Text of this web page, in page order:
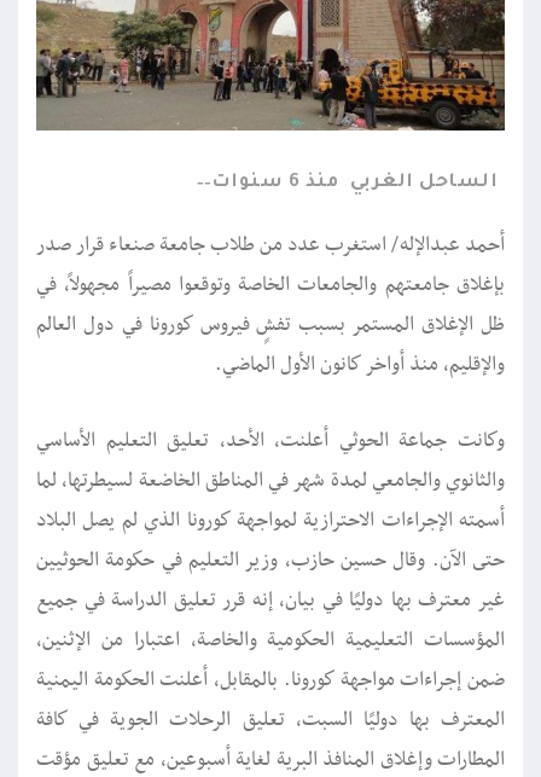
الساحل الغربي منذ 6 سنوات
أحمد عبدالإله/ استغرب عدد من طلاب جامعة صنعاء قرار صدر
بإغلاق جامعتهم والجامعات الخاصة وتوقعوا مصيراً مجهولاً، في
ظل الإغلاق المستمر بسبب تفشٍ فيروس كورونا في دول العالم
والإقليم، منذ أواخر كانون الأول الماضي.
وكانت جماعة الحوثي أعلنت، الأحد، تعليق التعليم الأساسي
والثانوي والجامعي لمدة شهر في المناطق الخاضعة لسيطرتها، لما
أسمته الإجراءات الاحترازية لمواجهة كورونا الذي لم يصل البلاد
حتى الآن. وقال حسين حازب، وزير التعليم في حكومة الحوثيين
غير معترف بها دوليًا في بيان، إنه قرر تعليق الدراسة في جميع
المؤسسات التعليمية الحكومية والخاصة، اعتبارا من الإثنين،
ضمن إجراءات مواجهة كورونا. بالمقابل، أعلنت الحكومة اليمنية
المعترف بها دوليًا السبت، تعليق الرحلات الجوية في كافة
المطارات وإغلاق المنافذ البرية لغاية أسبوعين، مع تعليق مؤقت